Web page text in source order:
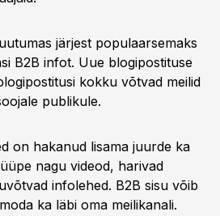
järjest populaarsemaks
B2B infot. Uue blogipostituse
kokku võtvad meilid
publikule.
on hakanud lisama juurde ka
nagu videod, harivad
infolehed. B2B sisu võib
ka läbi oma meilikanali.